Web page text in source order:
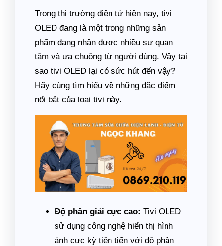
Trong thị trường điện tử hiện nay, tivi
OLED đang là một trong những sản
phẩm đang nhận được nhiều sự quan
tâm và ưa chuộng từ người dùng. Vậy tại
sao tivi OLED lại có sức hút đến vậy?
Hãy cùng tìm hiểu về những đặc điểm
nổi bật của loại tivi này.
Độ phân giải cực cao: Tivi OLED
sử dụng công nghệ hiển thị hình
ảnh cực kỳ tiên tiến với độ phân